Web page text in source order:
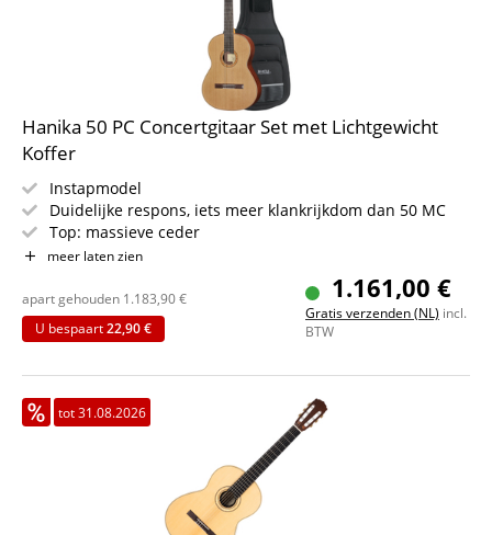
Hanika 50 PC Concertgitaar Set met Lichtgewicht
Koffer
Instapmodel
Duidelijke respons, iets meer klankrijkdom dan 50 MC
Top: massieve ceder
Achterkant & zijkanten: massief palissander
Toets: ebbenhout
Kleur: natuur, mat
Stevige lichtgewicht koffer voor concertgitaar
meer laten zien
1.161,00 €
Gratis verzenden (NL) incl.
BTW
apart gehouden 1.183,90€
U bespaart22,90 €
tot 31.08.2026